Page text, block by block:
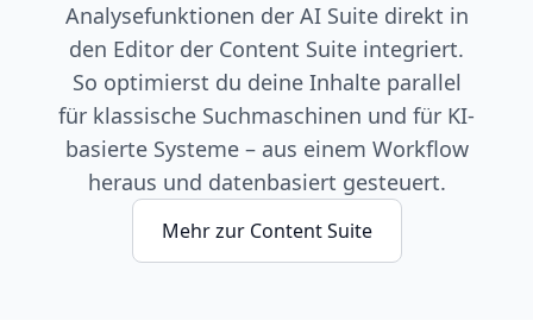
Analysefunktionen der AI Suite direkt in
den Editor der Content Suite integriert.
So optimierst du deine Inhalte parallel
für klassische Suchmaschinen und für KI-
basierte Systeme – aus einem Workflow
heraus und datenbasiert gesteuert.
Mehr zur Content Suite